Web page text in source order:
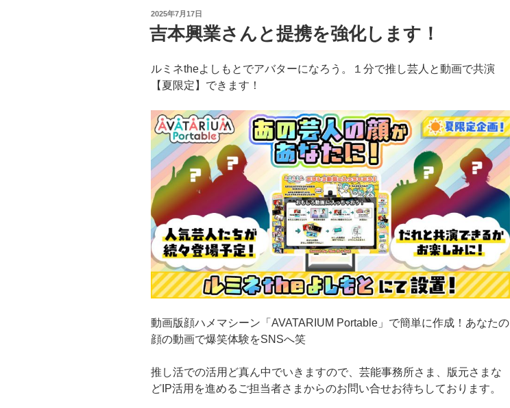
投
稿
日:
2025年7月17日
吉本興業さんと提携を強化します！
ルミネtheよしもとでアバターになろう。１分で推し芸人と動画で共演
【夏限定】できます！
動画版顔ハメマシーン「AVATARIUM Portable」で簡単に作成！あなたの
顔の動画で爆笑体験をSNSへ笑
推し活での活用ど真ん中でいきますので、芸能事務所さま、版元さまな
どIP活用を進めるご担当者さまからのお問い合せお待ちしております。